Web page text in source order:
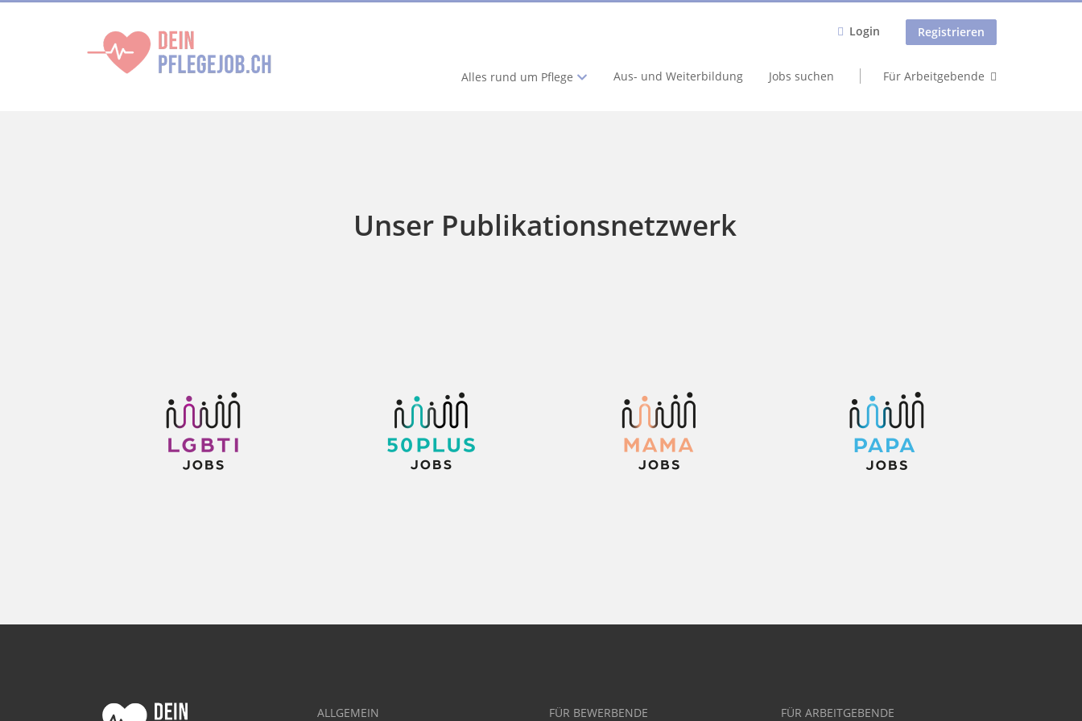
Login Registrieren
Alles rund um Pflege Aus- und Weiterbildung Jobs suchen Für Arbeitgebende
Unser Publikationsnetzwerk
ALLGEMEIN FÜR BEWERBENDE FÜR ARBEITGEBENDE